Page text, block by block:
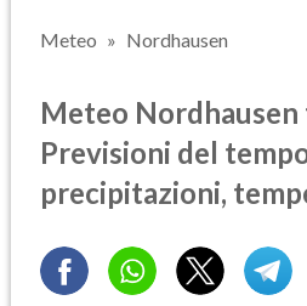
Meteo Nordhausen
Meteo Nordhausen
Previsioni del
precipitazioni,